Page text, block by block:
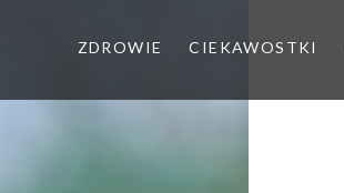
ZDROWIE CIEKAWOSTKI